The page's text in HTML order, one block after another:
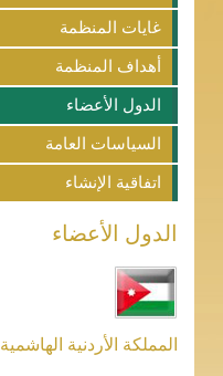
غايات المنظمة
أهداف المنظمة
الدول الأعضاء
السياسات العامة
اتفاقية الإنشاء
الدول الأعضاء
المملكة الأردنية الهاشمية